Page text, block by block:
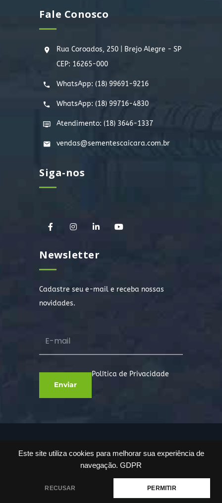
Este site utiliza cookies para melhorar sua experiência de
navegação. GDPR
RECUSAR PERMITIR
Fale Conosco
Rua Coroados, 250 | Brejo Alegre - SP
CEP: 16265-000
WhatsApp: (18) 99691-9216
WhatsApp: (18) 99716-4830
Atendimento: (18) 3646-1337
vendas@sementescaicara.com.br
Siga-nos
Newsletter
Cadastre seu e-mail e receba nossas
novidades.
Política de Privacidade
reservados.